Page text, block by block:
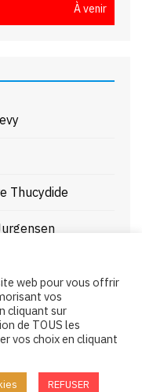
À venir
Thucydide
stratégiques
rights reserved.
web pour vous offrir
vos
cliquant sur
de TOUS les
vos choix en cliquant
REFUSER